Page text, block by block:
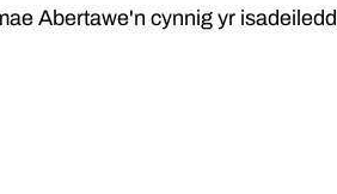
Abertawe'n cynnig yr